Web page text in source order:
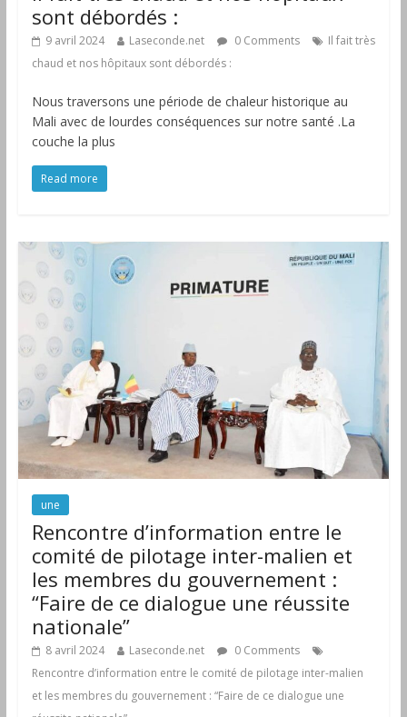
sont débordés :
9 avril 2024 Laseconde.net 0 Comments
Il fait très
chaud et nos hôpitaux sont débordés :
Nous traversons une période de chaleur historique au
Mali avec de lourdes conséquences sur notre santé .La
couche la plus
Read more
une
Rencontre d’information entre le
comité de pilotage inter-malien et
les membres du gouvernement :
“Faire de ce dialogue une réussite
nationale”
8 avril 2024 Laseconde.net
0 Comments
Rencontre d’information entre le comité de pilotage inter-malien
et les membres du gouvernement : “Faire de ce dialogue une